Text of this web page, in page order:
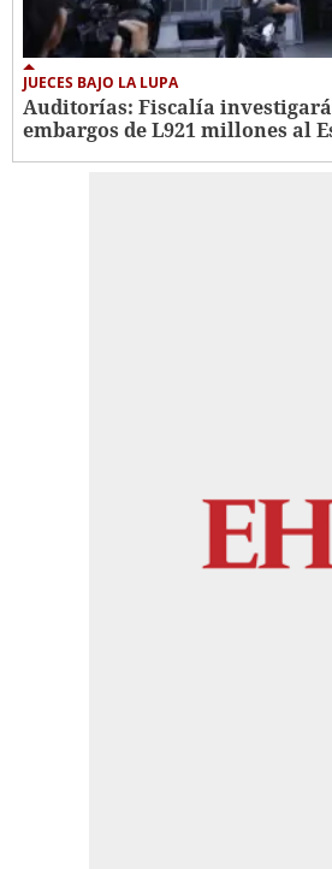
JUECES BAJO LA LUPA
Auditorías: Fiscalía
embargos de L921 millones al